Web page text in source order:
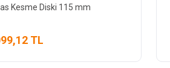
Kesme Diski 115 mm
TL